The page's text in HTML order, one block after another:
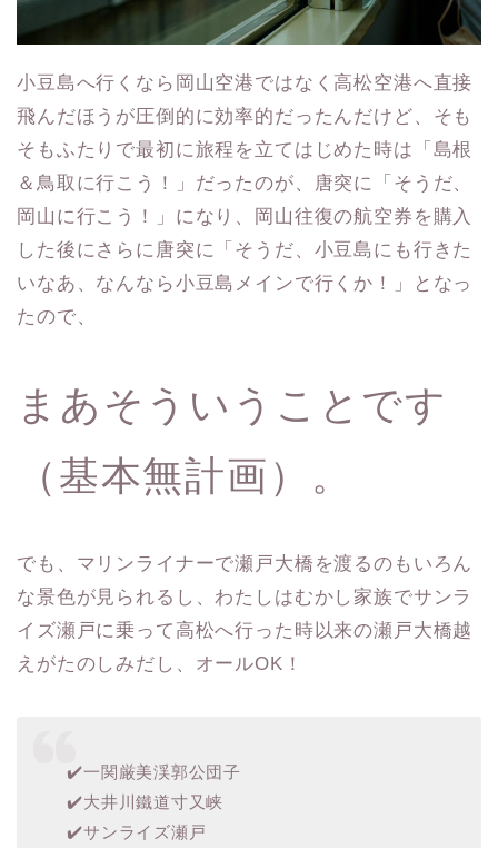
小豆島へ行くなら岡山空港ではなく高松空港へ直接
飛んだほうが圧倒的に効率的だったんだけど、そも
そもふたりで最初に旅程を立てはじめた時は「島根
＆鳥取に行こう！」だったのが、唐突に「そうだ、
岡山に行こう！」になり、岡山往復の航空券を購入
した後にさらに唐突に「そうだ、小豆島にも行きた
いなあ、なんなら小豆島メインで行くか！」となっ
たので、
まあそういうことです
（基本無計画）。
でも、マリンライナーで瀬戸大橋を渡るのもいろん
な景色が見られるし、わたしはむかし家族でサンラ
イズ瀬戸に乗って高松へ行った時以来の瀬戸大橋越
えがたのしみだし、オールOK！
✔️一関厳美渓郭公団子
✔️大井川鐵道寸又峡
✔️サンライズ瀬戸